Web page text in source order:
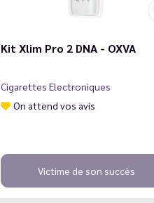
Kit Xlim Pro 2 DNA - OXVA
Cigarettes Electroniques
On attend vos avis
Victime de son succès